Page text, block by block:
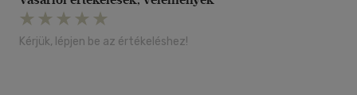
Kérjük, lépjen be az értékeléshez!